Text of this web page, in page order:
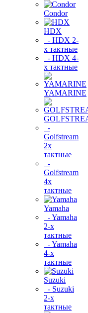
Condor
HDX
- HDX 2-
х тактные
- HDX 4-
х тактные
YAMARINE
-
Golfstream
2х
тактные
-
Golfstream
4х
тактные
Yamaha
- Yamaha
2-х
тактные
- Yamaha
4-х
тактные
Suzuki
- Suzuki
2-х
тактные